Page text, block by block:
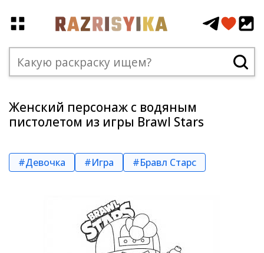
Женский персонаж с водяным
пистолетом из игры Brawl Stars
#Девочка #Игра #Бравл Старс